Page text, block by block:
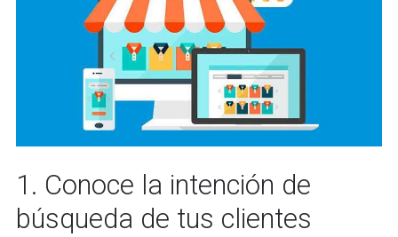
1. Conoce la intención de
búsqueda de tus clientes